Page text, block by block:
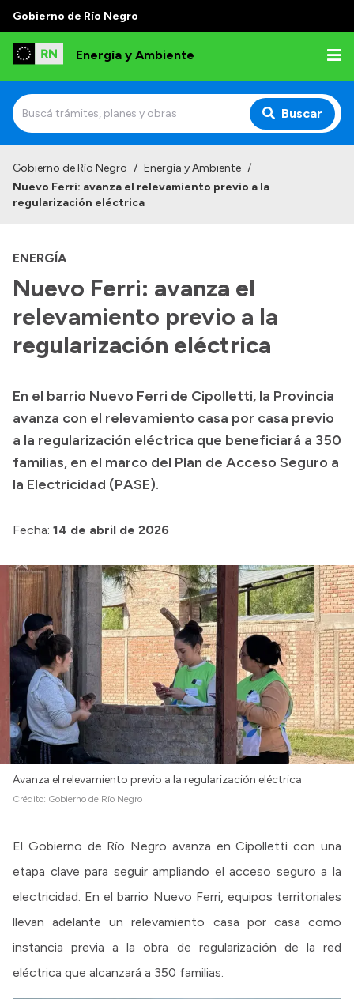
Gobierno de Río Negro
Energía y Ambiente
Buscar
Institucional
Autoridades
Normativa
Reportes
Presupuesto
Boletín Oficial
Compras y licitaciones
Consulta de expedientes
Convocatorias
Intranet
Login
Gobierno de Río Negro / Energía y Ambiente /
Nuevo Ferri: avanza el relevamiento previo a la
regularización eléctrica
ENERGÍA
Nuevo Ferri: avanza el
relevamiento previo a la
regularización eléctrica
En el barrio Nuevo Ferri de Cipolletti, la Provincia
avanza con el relevamiento casa por casa previo
a la regularización eléctrica que beneficiará a 350
familias, en el marco del Plan de Acceso Seguro a
la Electricidad (PASE).
Fecha: 14 de abril de 2026
Avanza el relevamiento previo a la regularización eléctrica
Crédito: Gobierno de Río Negro
El Gobierno de Río Negro avanza en Cipolletti con una
etapa clave para seguir ampliando el acceso seguro a la
electricidad. En el barrio Nuevo Ferri, equipos territoriales
llevan adelante un relevamiento casa por casa como
instancia previa a la obra de regularización de la red
eléctrica que alcanzará a 350 familias.